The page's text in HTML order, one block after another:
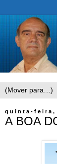
quinta-feira,
A BOA